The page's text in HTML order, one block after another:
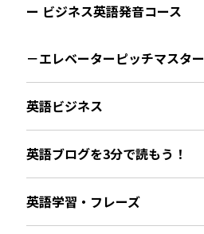
ー ビジネス英語発音コース
－エレベーターピッチマスター
英語ビジネス
英語ブログを3分で読もう！
英語学習・フレーズ